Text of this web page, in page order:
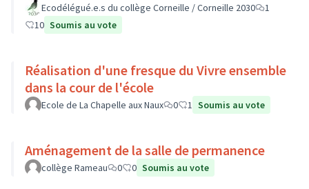
Ecodélégué.e.s du collège Corneille / Corneille 2030
1
10 Soumis au vote
Réalisation d'une fresque du Vivre ensemble
dans la cour de l'école
Ecole de La Chapelle aux Naux 0 1 Soumis au vote
Aménagement de la salle de permanence
collège Rameau 0 0 Soumis au vote